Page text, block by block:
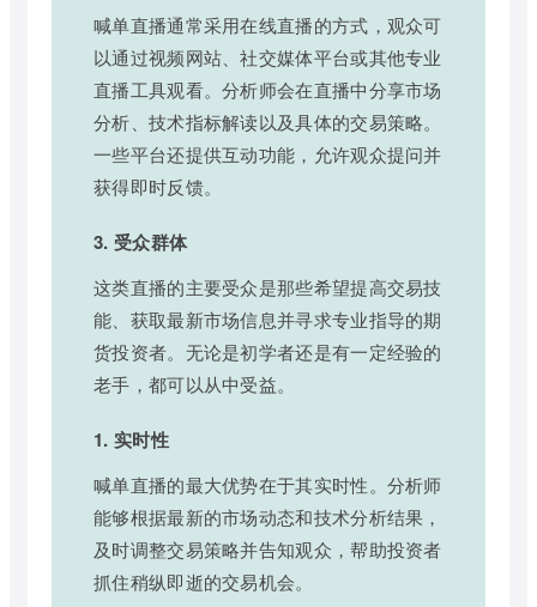
喊单直播通常采用在线直播的方式，观众可
以通过视频网站、社交媒体平台或其他专业
直播工具观看。分析师会在直播中分享市场
分析、技术指标解读以及具体的交易策略。
一些平台还提供互动功能，允许观众提问并
获得即时反馈。
3. 受众群体
这类直播的主要受众是那些希望提高交易技
能、获取最新市场信息并寻求专业指导的期
货投资者。无论是初学者还是有一定经验的
老手，都可以从中受益。
1. 实时性
喊单直播的最大优势在于其实时性。分析师
能够根据最新的市场动态和技术分析结果，
及时调整交易策略并告知观众，帮助投资者
抓住稍纵即逝的交易机会。